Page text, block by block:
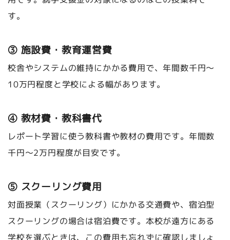
す。
③ 施設費・教育運営費
校舎やシステムの維持にかかる費用で、年間数千円〜
10万円程度と学校による幅があります。
④ 教材費・教科書代
レポート学習に使う教科書や教材の費用です。年間数
千円〜2万円程度が目安です。
⑤ スクーリング費用
対面授業（スクーリング）にかかる交通費や、宿泊型
スクーリングの場合は宿泊費です。本校が遠方にある
学校を選ぶときは、この費用も忘れずに確認しましょ